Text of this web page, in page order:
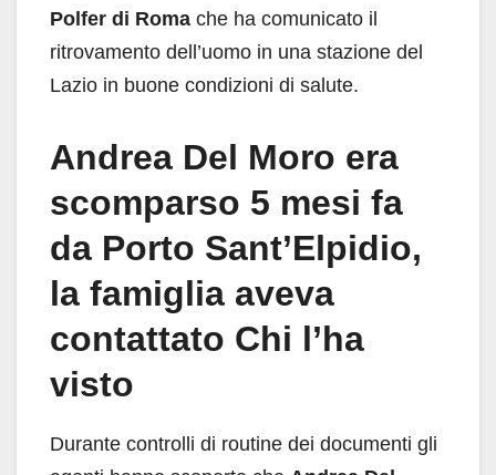
Polfer di Roma che ha comunicato il
ritrovamento dell’uomo in una stazione del
Lazio in buone condizioni di salute.
Andrea Del Moro era
scomparso 5 mesi fa
da Porto Sant’Elpidio,
la famiglia aveva
contattato Chi l’ha
visto
Durante controlli di routine dei documenti gli